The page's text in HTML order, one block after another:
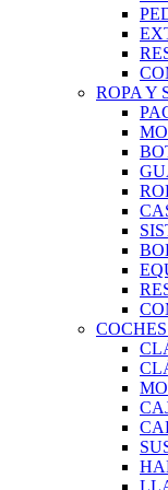
ROPA Y